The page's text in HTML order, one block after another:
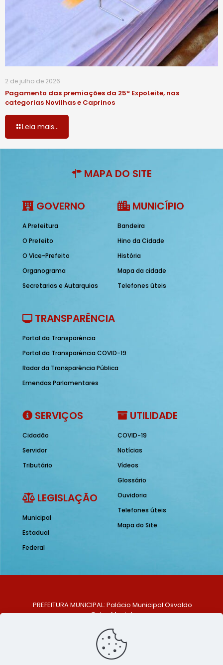
2 de julho de 2026
Pagamento das premiações da 25ª ExpoLeite, nas
categorias Novilhas e Caprinos
Leia mais...
MAPA DO SITE
GOVERNO
A Prefeitura
O Prefeito
O Vice-Prefeito
Organograma
Secretarias e Autarquias
MUNICÍPIO
Bandeira
Hino da Cidade
História
Mapa da cidade
Telefones úteis
TRANSPARÊNCIA
Portal da Transparência
Portal da Transparência COVID-19
Radar da Transparência Pública
Emendas Parlamentares
SERVIÇOS
Cidadão
Servidor
Tributário
LEGISLAÇÃO
Municipal
Estadual
Federal
UTILIDADE
COVID-19
Notícias
Vídeos
Glossário
Ouvidoria
Telefones úteis
Mapa do Site
PREFEITURA MUNICIPAL: Palácio Municipal Osvaldo
Celso Maciel
Centro, São Bento do Una - PE. CEP: 553370-128
TELEFONE: (81) 99548-1569
E-MAIL: ouvidoria@saobentodouna.pe.gov.br